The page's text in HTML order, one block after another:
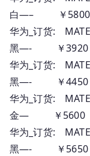
白—– ￥5800
华为_订货:
黑—- ￥3920
华为_订货:
黑—- ￥4450
华为_订货:
金— ￥5600
华为_订货:
黑—- ￥5650